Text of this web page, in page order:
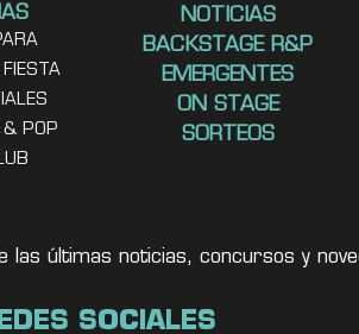
& POP
NOTICIAS
BACKSTAGE R&P
EMERGENTES
ON STAGE
SORTEOS
las últimas noticias, concursos y
SOCIALES